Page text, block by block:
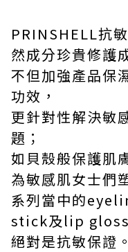
PRINSHELL抗
然成分珍貴修護
不但加強產品保
功效，
更針對性解決敏
題；
如貝殼般保護肌
為敏感肌女士們
系列當中的
stick及lip gloss
絕對是抗敏保證。